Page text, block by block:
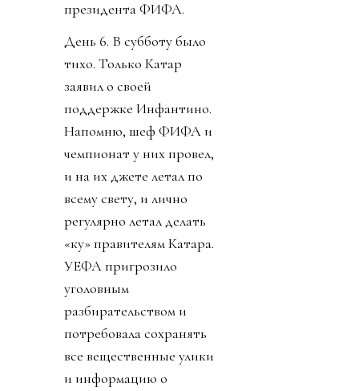
о кончине Франко
Барези. Опять старуха с
косой забрала не того
старика. УЕФА заявили
о потере доверия к
Инфантино. Как
отменяется. Пресса
узнала, что Джанни себе
зарплату в 30 миллионов
долларов в год, и
юр лица. Стало понятно